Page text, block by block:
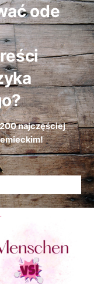
ode
najczęściej